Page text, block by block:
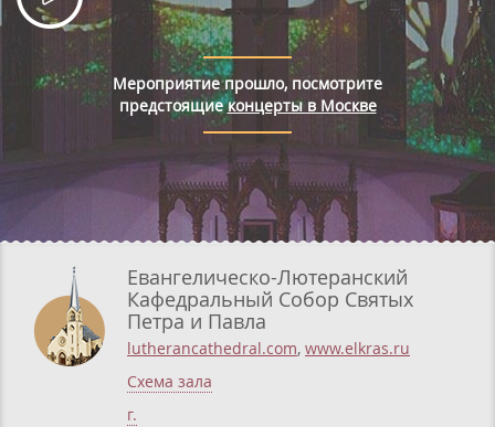
Евангелическо-Лютеранский
Кафедральный Собор Святых
Петра и Павла
lutherancathedral.com, www.elkras.ru
Схема зала
г.
Мероприятие прошло, посмотрите
предстоящиеконцерты в Москве